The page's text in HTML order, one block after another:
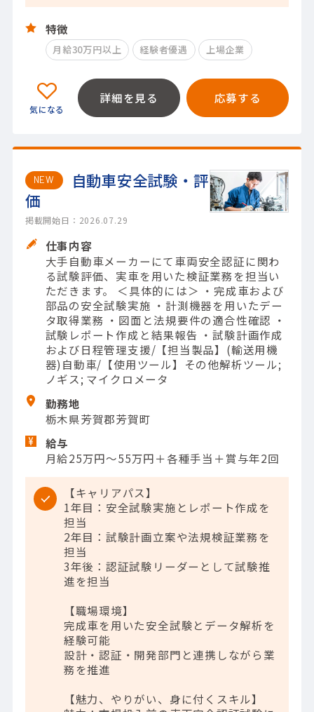
特徴
月給30万円以上 経験者優遇 上場企業
詳細を見る 応募する
NEW
自動車安全試験・評
価
掲載開始日：2026.07.29
仕事内容
大手自動車メーカーにて車両安全認証に関わ
る試験評価、実車を用いた検証業務を担当い
ただきます。 ＜具体的には＞ ・完成車および
部品の安全試験実施 ・計測機器を用いたデー
タ取得業務 ・図面と法規要件の適合性確認 ・
試験レポート作成と結果報告 ・試験計画作成
および日程管理支援/【担当製品】(輸送用機
器)自動車/【使用ツール】その他解析ツール;
ノギス; マイクロメータ
勤務地
栃木県芳賀郡芳賀町
給与
月給25万円～55万円＋各種手当＋賞与年2回
【キャリアパス】
1年目：安全試験実施とレポート作成を
担当
2年目：試験計画立案や法規検証業務を
担当
3年後：認証試験リーダーとして試験推
進を担当
【職場環境】
完成車を用いた安全試験とデータ解析を
経験可能
設計・認証・開発部門と連携しながら業
務を推進
【魅力、やりがい、身に付くスキル】